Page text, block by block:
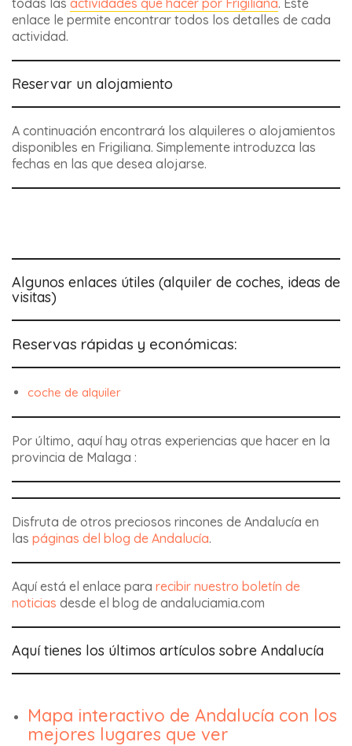
todas las actividades que hacer por Frigiliana. Este
enlace le permite encontrar todos los detalles de cada
actividad.
Reservar un alojamiento
A continuación encontrará los alquileres o alojamientos
disponibles en Frigiliana. Simplemente introduzca las
fechas en las que desea alojarse.
Algunos enlaces útiles (alquiler de coches, ideas de
visitas)
Reservas rápidas y económicas:
coche de alquiler
Por último, aquí hay otras experiencias que hacer en la
provincia de Malaga :
Disfruta de otros preciosos rincones de Andalucía en
las páginas del blog de Andalucía.
Aquí está el enlace para recibir nuestro boletín de
noticias desde el blog de andaluciamia.com
Aquí tienes los últimos artículos sobre Andalucía
Mapa interactivo de Andalucía con los
mejores lugares que ver